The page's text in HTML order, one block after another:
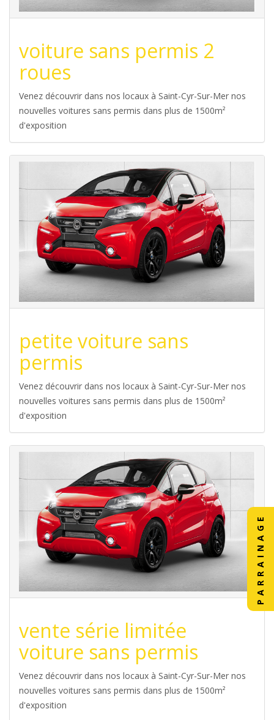
PARRAINAGE
voiture sans permis 2
roues
Venez découvrir dans nos locaux à Saint-Cyr-Sur-Mer nos
nouvelles voitures sans permis dans plus de 1500m²
d'exposition
petite voiture sans
permis
Venez découvrir dans nos locaux à Saint-Cyr-Sur-Mer nos
nouvelles voitures sans permis dans plus de 1500m²
d'exposition
vente série limitée
voiture sans permis
Venez découvrir dans nos locaux à Saint-Cyr-Sur-Mer nos
nouvelles voitures sans permis dans plus de 1500m²
d'exposition